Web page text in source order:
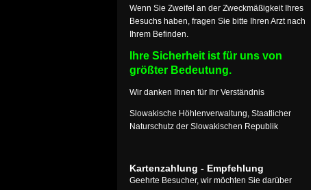
Wenn Sie Zweifel an der Zweckmäßigkeit Ihres
Besuchs haben, fragen Sie bitte Ihren Arzt nach
Ihrem Befinden.
Ihre Sicherheit ist für uns von
größter Bedeutung.
Wir danken Ihnen für Ihr Verständnis
Slowakische Höhlenverwaltung, Staatlicher
Naturschutz der Slowakischen Republik
Kartenzahlung - Empfehlung
Geehrte Besucher, wir möchten Sie darüber